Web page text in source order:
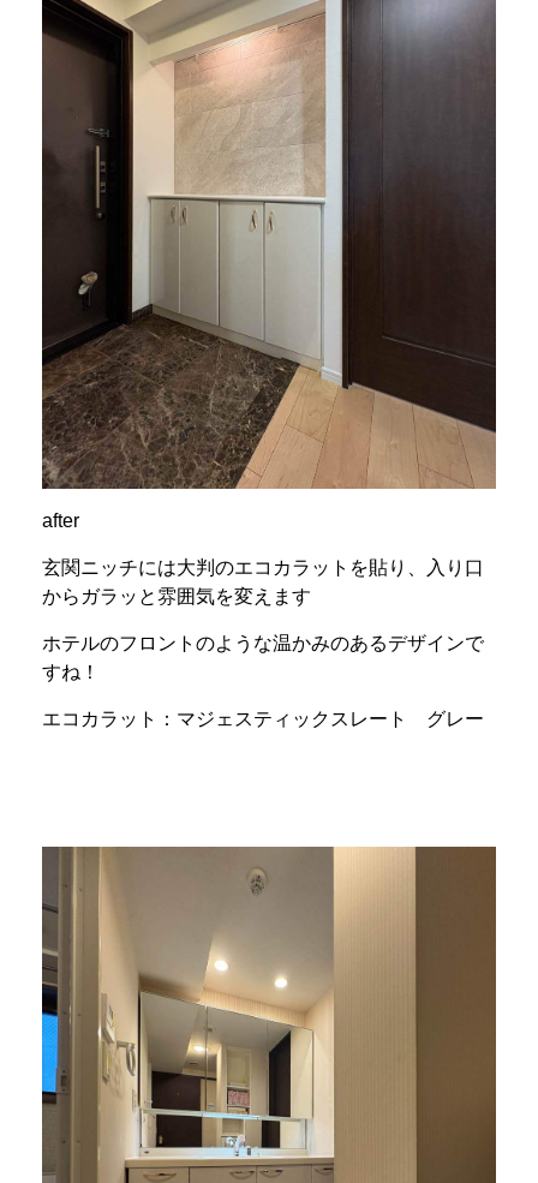
after
玄関ニッチには大判のエコカラットを貼り、入り口
からガラッと雰囲気を変えます
ホテルのフロントのような温かみのあるデザインで
すね！
エコカラット：マジェスティックスレート グレー